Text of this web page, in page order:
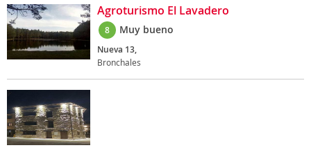
Agroturismo El Lavadero
8 Muy bueno
Nueva 13,
Bronchales